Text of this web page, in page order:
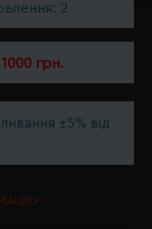
2
грн.
±5% від